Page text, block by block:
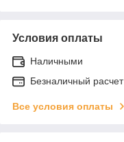
Условия оплаты
Наличными
Безналичный расчет
Все условия оплаты